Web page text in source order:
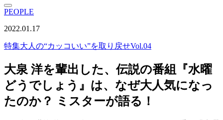
PEOPLE
2022.01.17
特集大人の“カッコいい”を取り戻せVol.04
大泉 洋を輩出した、伝説の番組『水曜
どうでしょう』は、なぜ大人気になっ
たのか？ ミスターが語る！